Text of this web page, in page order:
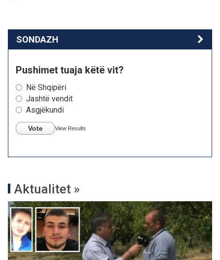
SONDAZH
Pushimet tuaja këtë vit?
Në Shqipëri
Jashtë vendit
Asgjëkundi
Vote View Results
Aktualitet »